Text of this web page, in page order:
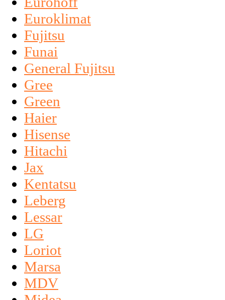
Euroklimat
Fujitsu
Funai
General Fujitsu
Gree
Green
Haier
Hisense
Hitachi
Jax
Kentatsu
Leberg
Lessar
LG
Loriot
Marsa
MDV